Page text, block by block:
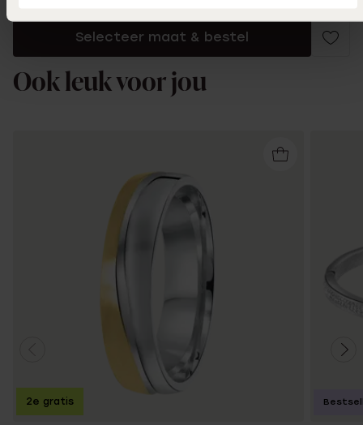
Selecteer maat & bestel
Ook leuk voor jou
2e gratis